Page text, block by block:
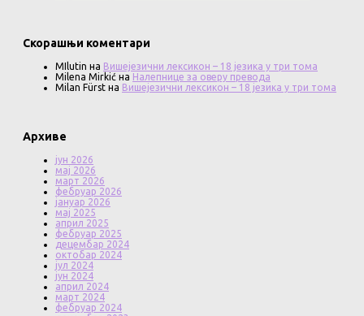
Скорашњи коментари
MIlutin на Вишејезични лексикон – 18 језика у три тома
Milena Mirkić на Налепнице за оверу превода
Milan Fürst на Вишејезични лексикон – 18 језика у три тома
Архиве
јун 2026
мај 2026
март 2026
фебруар 2026
јануар 2026
мај 2025
април 2025
фебруар 2025
децембар 2024
октобар 2024
јул 2024
јун 2024
април 2024
март 2024
фебруар 2024